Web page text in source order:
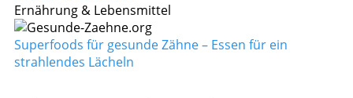
Ernährung & Lebensmittel
Superfoods für gesunde Zähne – Essen für ein
strahlendes Lächeln